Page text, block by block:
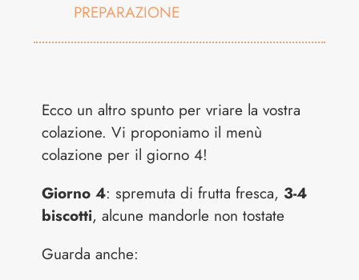
PREPARAZIONE
Ecco un altro spunto per vriare la vostra
colazione. Vi proponiamo il menù
colazione per il giorno 4!
Giorno 4: spremuta di frutta fresca, 3-4
biscotti, alcune mandorle non tostate
Guarda anche: